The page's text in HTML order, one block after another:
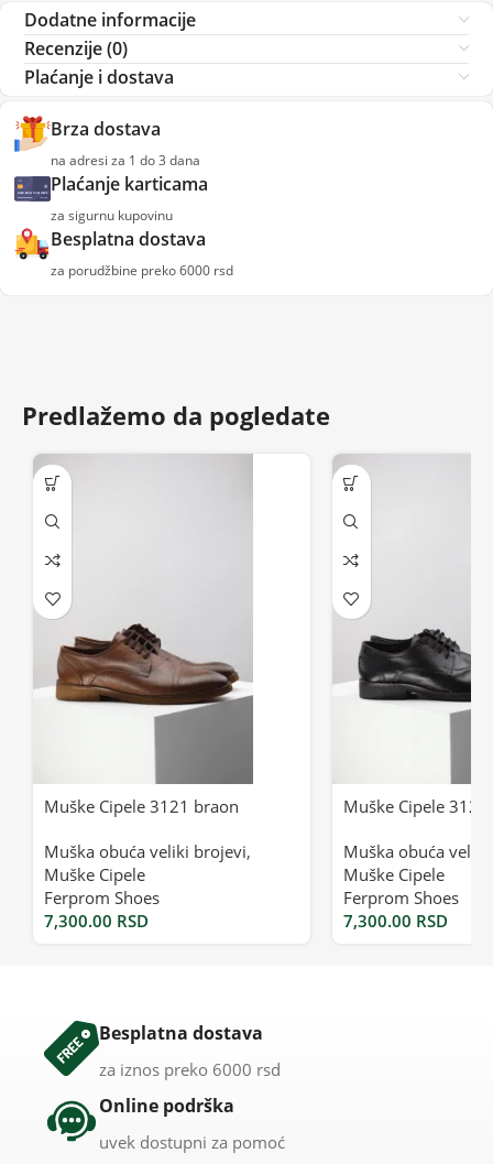
Dodatne informacije
Recenzije (0)
Plaćanje i dostava
Brza dostava
na adresi za 1 do 3 dana
Plaćanje karticama
za sigurnu kupovinu
Besplatna dostava
za porudžbine preko 6000 rsd
Predlažemo da pogledate
Muške Cipele 3121 braon
Muška obuća veliki brojevi,
Muške Cipele
Ferprom Shoes
7,300.00 RSD
Muške Cipele 3121
Muška obuća
Muške Cipele
Ferprom Shoes
7,300.00 RSD
Besplatna dostava
za iznos preko 6000 rsd
Online podrška
uvek dostupni za pomoć